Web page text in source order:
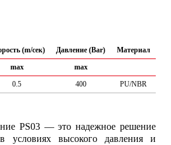
(m/сек) Давление (Bar)
Материал
max
max
0.5 400 PU/NBR
PS03 — это надежное решение
условиях высокого давления и